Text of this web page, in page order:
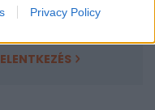
Privacy Policy